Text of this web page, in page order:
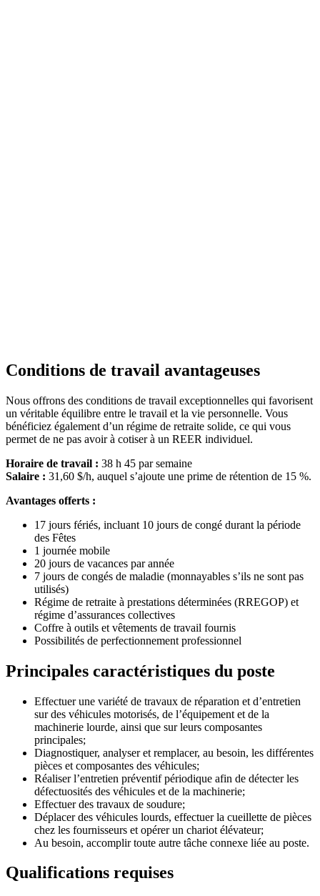
Conditions de travail avantageuses
Nous offrons des conditions de travail exceptionnelles qui favorisent
un véritable équilibre entre le travail et la vie personnelle. Vous
bénéficiez également d’un régime de retraite solide, ce qui vous
permet de ne pas avoir à cotiser à un REER individuel.
Horaire de travail : 38 h 45 par semaine
Salaire : 31,60 $/h, auquel s’ajoute une prime de rétention de 15 %.
Avantages offerts :
17 jours fériés, incluant 10 jours de congé durant la période
des Fêtes
1 journée mobile
20 jours de vacances par année
7 jours de congés de maladie (monnayables s’ils ne sont pas
utilisés)
Régime de retraite à prestations déterminées (RREGOP) et
régime d’assurances collectives
Coffre à outils et vêtements de travail fournis
Possibilités de perfectionnement professionnel
Principales caractéristiques du poste
Effectuer une variété de travaux de réparation et d’entretien
sur des véhicules motorisés, de l’équipement et de la
machinerie lourde, ainsi que sur leurs composantes
principales;
Diagnostiquer, analyser et remplacer, au besoin, les différentes
pièces et composantes des véhicules;
Réaliser l’entretien préventif périodique afin de détecter les
défectuosités des véhicules et de la machinerie;
Effectuer des travaux de soudure;
Déplacer des véhicules lourds, effectuer la cueillette de pièces
chez les fournisseurs et opérer un chariot élévateur;
Au besoin, accomplir toute autre tâche connexe liée au poste.
Qualifications requises